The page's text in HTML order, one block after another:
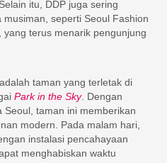
itu, DDP juga sering
seperti Seoul Fashion
terus menarik pengunjung
taman yang terletak di
Park in the Sky. Dengan
taman ini memberikan
modern. Pada malam hari,
instalasi pencahayaan
menghabiskan waktu